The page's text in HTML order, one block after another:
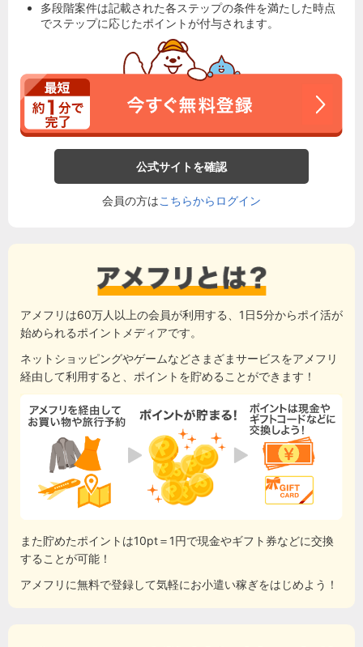
多段階案件は記載された各ステップの条件を満たした時点
でステップに応じたポイントが付与されます。
公式サイトを確認
会員の方はこちらからログイン
アメフリは60万人以上の会員が利用する、1日5分からポイ活が
始められるポイントメディアです。
ネットショッピングやゲームなどさまざまサービスをアメフリ
経由して利用すると、ポイントを貯めることができます！
また貯めたポイントは10pt＝1円で現金やギフト券などに交換
することが可能！
アメフリに無料で登録して気軽にお小遣い稼ぎをはじめよう！